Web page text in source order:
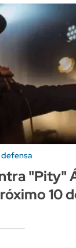
defensa
"Pity"
10